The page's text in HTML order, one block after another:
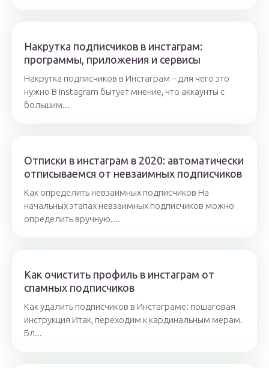
Накрутка подписчиков в инстаграм:
программы, приложения и сервисы
Накрутка подписчиков в Инстаграм – для чего это
нужно В Instagram бытует мнение, что аккаунты с
большим...
Отписки в инстаграм в 2020: автоматически
отписываемся от невзаимных подписчиков
Как определить невзаимных подписчиков На
начальных этапах невзаимных подписчиков можно
определить вручную....
Как очистить профиль в инстаграм от
спамных подписчиков
Как удалить подписчиков в Инстаграме: пошаговая
инструкция Итак, переходим к кардинальным мерам.
Бл...